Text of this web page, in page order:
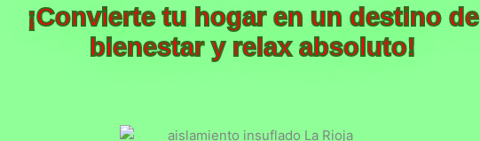
¡Convierte tu hogar en un destino de
bienestar y relax absoluto!